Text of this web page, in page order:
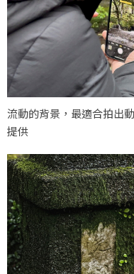
流動的背景，最適合拍出
提供